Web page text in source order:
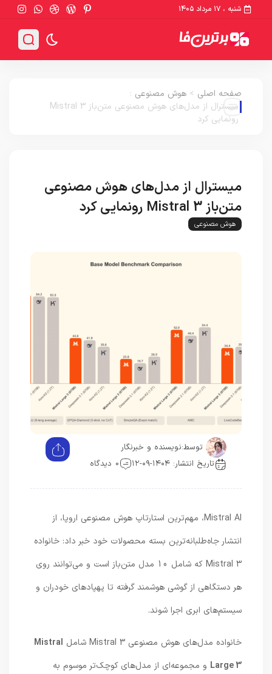
شنبه ، ۱۷ مرداد ۱۴۰۵
صفحه اصلی > هوش مصنوعی :
میسترال از مدل‌های هوش مصنوعی متن‌باز Mistral 3
رونمایی کرد
میسترال از مدل‌های هوش مصنوعی
متن‌باز Mistral 3 رونمایی کرد
هوش مصنوعی
توسط: نویسنده و خبرنگار
تاریخ انتشار: ۱۴۰۴-۰۹-۱۲
0 دیدگاه
Mistral AI، مهم‌ترین استارتاپ هوش مصنوعی اروپا، از
انتشار جاه‌طلبانه‌ترین بسته محصولات خود خبر داد: خانواده
Mistral 3 که شامل 10 مدل متن‌باز است و می‌توانند روی
هر دستگاهی از گوشی هوشمند گرفته تا پهپادهای خودران و
سیستم‌های ابری اجرا شوند.
خانواده مدل‌های هوش مصنوعی Mistral 3 شامل
Mistral
Large 3و مجموعه‌ای از مدل‌های کوچک‌تر موسوم به